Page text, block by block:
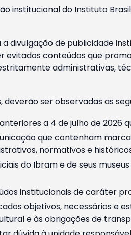
institucional do Instituto
divulgação de publicidade
conteúdos que
administrativas,
ser observadas as
a 4 de julho de
que contenham
normativos e
do Ibram e de seus
institucionais de caráter
objetivos, necessários e
e às obrigações de